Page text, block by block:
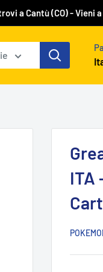
a Cantù (CO) - Vieni
ITA